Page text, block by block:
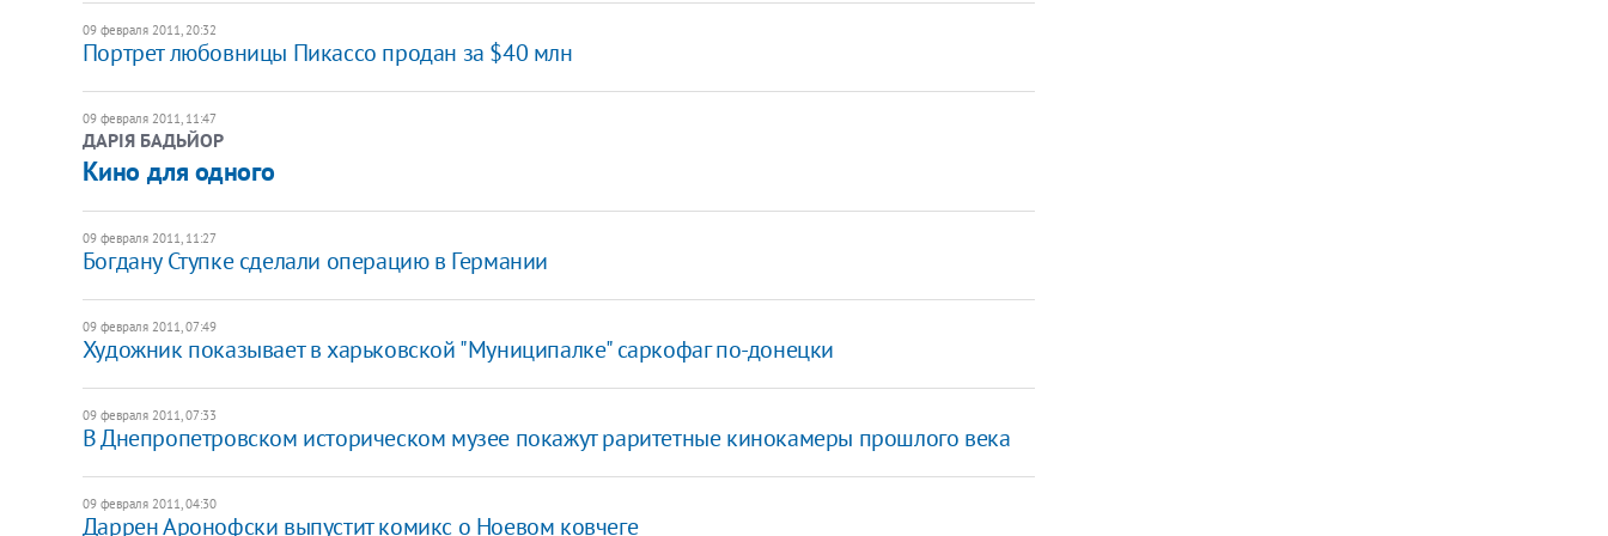
09 февраля 2011, 20:32
Портрет любовницы Пикассо продан за $40 млн
09 февраля 2011, 11:47
ДАРІЯ БАДЬЙОР
Кино для одного
09 февраля 2011, 11:27
Богдану Ступке сделали операцию в Германии
09 февраля 2011, 07:49
Художник показывает в харьковской "Муниципалке" саркофаг по-донецки
09 февраля 2011, 07:33
В Днепропетровском историческом музее покажут раритетные кинокамеры прошлого века
09 февраля 2011, 04:30
Даррен Аронофски выпустит комикс о Ноевом ковчеге